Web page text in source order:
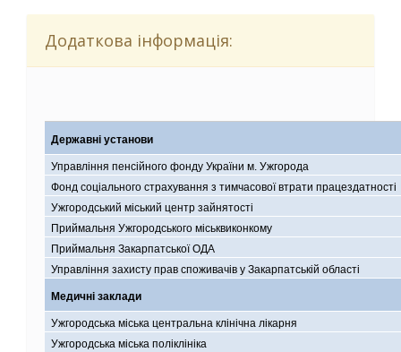
Додаткова інформація:
Державні установи
Управління пенсійного фонду України м. Ужгорода
Фонд соціального страхування з тимчасової втрати працездатності
Ужгородський міський центр зайнятості
Приймальня Ужгородського міськвиконкому
Приймальня Закарпатської ОДА
Управління захисту прав споживачів у Закарпатській області
Медичні заклади
Ужгородська міська центральна клінічна лікарня
Ужгородська міська поліклініка